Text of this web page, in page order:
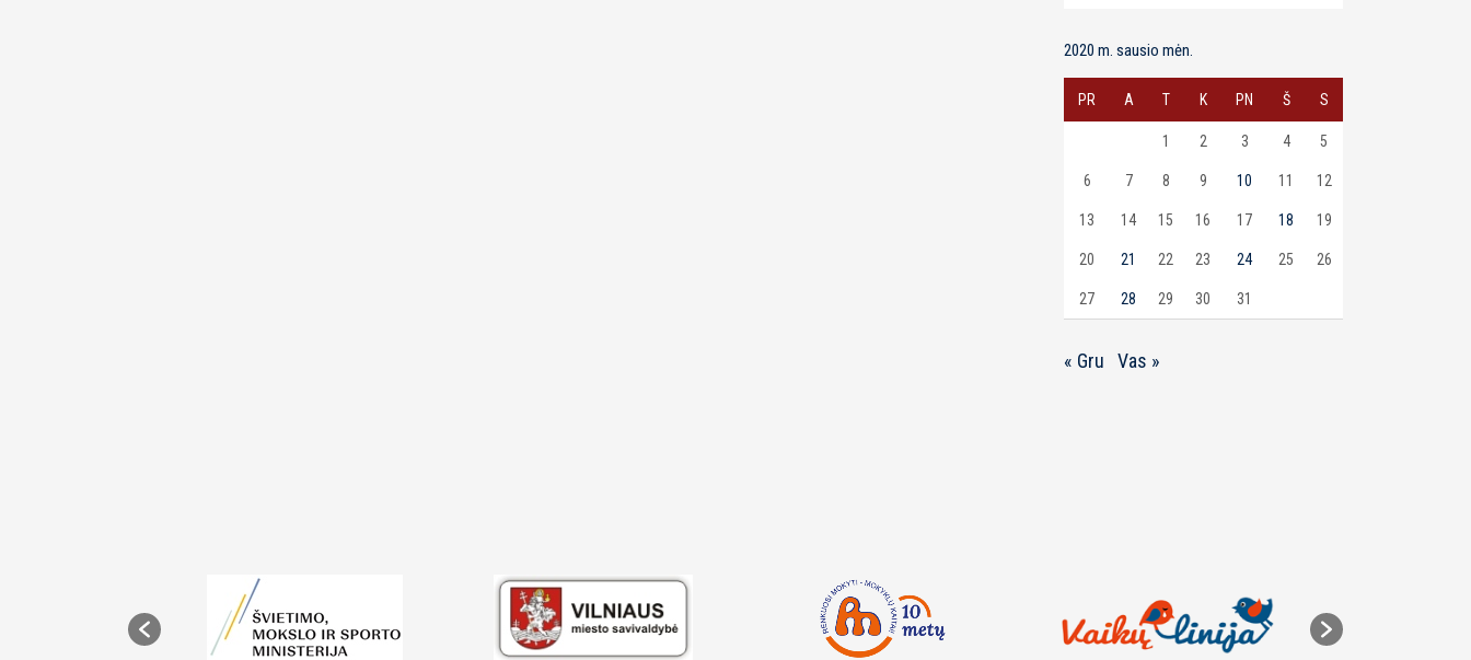
2020 m. sausio mėn.
PR A T K PN Š S
1 2 3 4 5
6 7 8 9 10 11 12
13 14 15 16 17 18 19
20 21 22 23 24 25 26
27 28 29 30 31
« Gru Vas »